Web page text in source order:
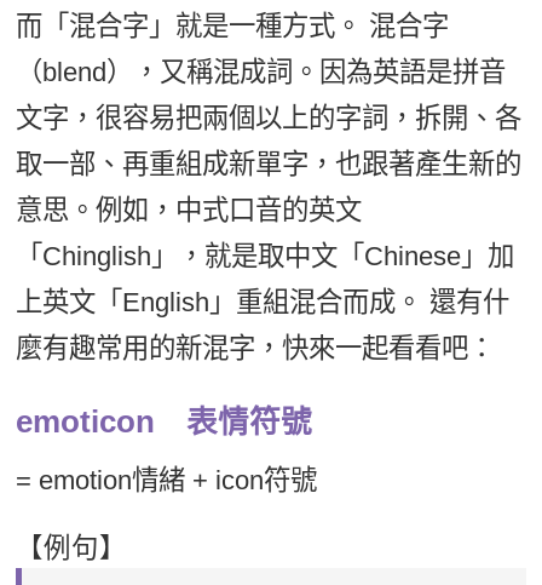
英文文法技巧
英文寫作
Cengage TED Talks
CNN聽力強化
新聞英文
兒童美語
數位學習教材
而「混合字」就是一種方式。 混合字
（blend），又稱混成詞。因為英語是拼音
文字，很容易把兩個以上的字詞，拆開、各
取一部、再重組成新單字，也跟著產生新的
意思。例如，中式口音的英文
「Chinglish」，就是取中文「Chinese」加
上英文「English」重組混合而成。 還有什
麼有趣常用的新混字，快來一起看看吧：
emoticon 表情符號
= emotion情緒 + icon符號
【例句】